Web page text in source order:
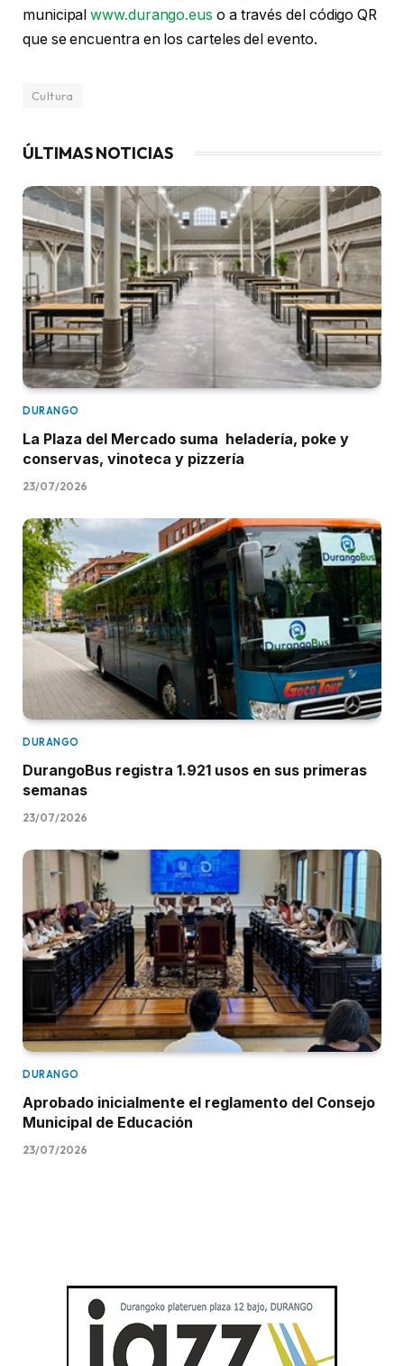
municipalwww.durango.eus o a través del código QR
que se encuentra en los carteles del evento.
Cultura
ÚLTIMAS NOTICIAS
DURANGO
La Plaza del Mercado suma heladería, poke y
conservas, vinoteca y pizzería
23/07/2026
DURANGO
DurangoBus registra 1.921 usos en sus primeras
semanas
23/07/2026
DURANGO
Aprobado inicialmente el reglamento del Consejo
Municipal de Educación
23/07/2026